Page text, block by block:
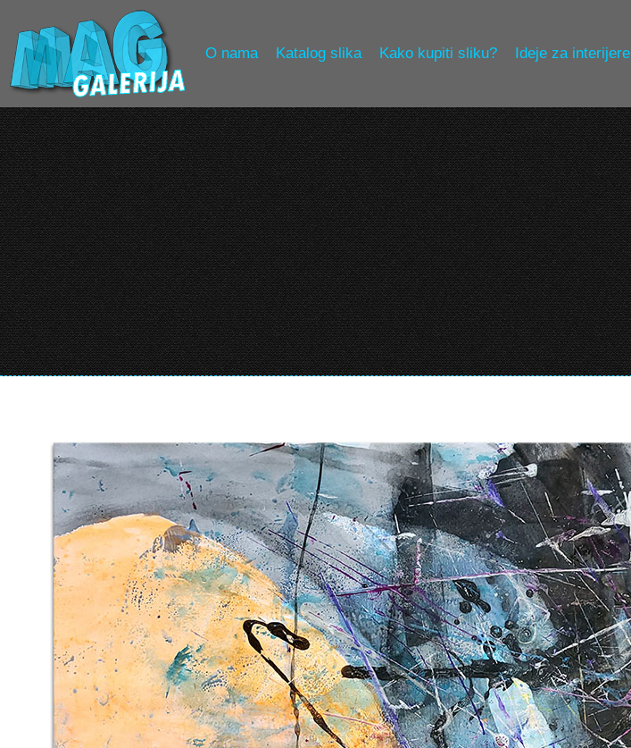
O nama Katalog slika Kako kupiti sliku? Ideje za interijere